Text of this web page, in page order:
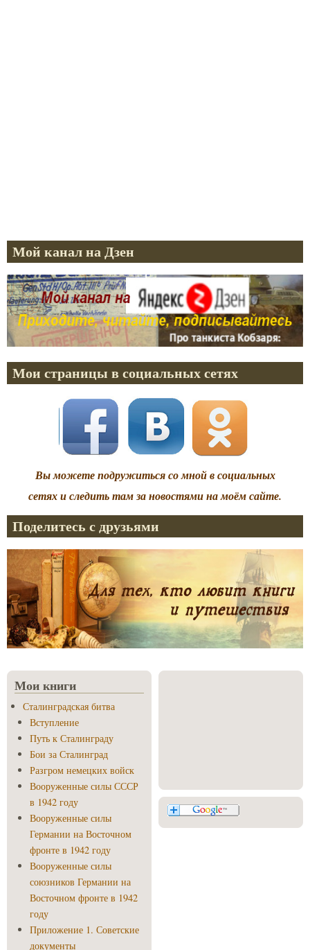
Мой канал на Дзен
Мои страницы в социальных сетях
Вы можете подружиться со мной в социальных
сетях и следить там за новостями на моём сайте.
Поделитесь с друзьями
Мои книги
Сталинградская битва
Вступление
Путь к Сталинграду
Бои за Сталинград
Разгром немецких войск
Вооруженные силы СССР
в 1942 году
Вооруженные силы
Германии на Восточном
фронте в 1942 году
Вооруженные силы
союзников Германии на
Восточном фронте в 1942
году
Приложение 1. Советские
документы